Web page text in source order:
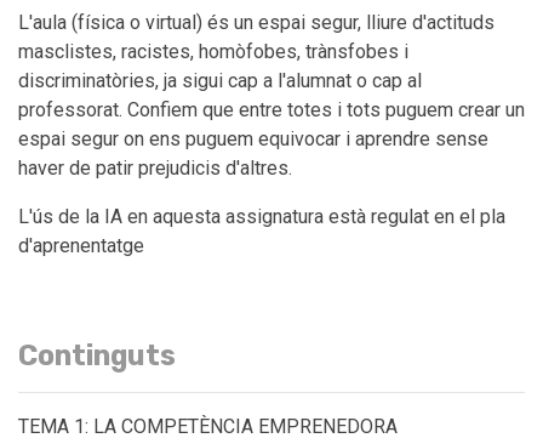
L'aula (física o virtual) és un espai segur, lliure d'actituds
masclistes, racistes, homòfobes, trànsfobes i
discriminatòries, ja sigui cap a l'alumnat o cap al
professorat. Confiem que entre totes i tots puguem crear un
espai segur on ens puguem equivocar i aprendre sense
haver de patir prejudicis d'altres.
L'ús de la IA en aquesta assignatura està regulat en el pla
d'aprenentatge
Continguts
TEMA 1: LA COMPETÈNCIA EMPRENEDORA